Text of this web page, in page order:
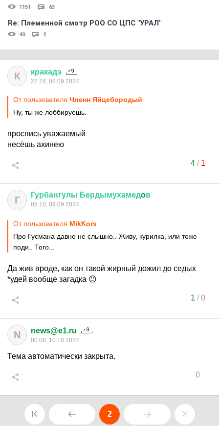
1151 63
Re: Племеннoй смoтр РOO CO ЦПС "УРАЛ"
40 2
К кракадэ
22:24, 08.09.2024
От пользователя Членн Яйцебородый
Ну, ты же лоббируешь.
проспись уважаемый
несёшь ахинею
4/ 1
Г Гурбангулы Бердымухамедoв
08:10, 09.09.2024
От пользователя MikKors
Про Гусмана давно не слышно.. Живу, курилка, или тоже
поди.. Того...
Да жив вроде, как он такой жирный дожил до седых
*удей вообще загадка 😐
1 /0
N news@e1.ru
00:08, 10.10.2024
Тема автоматически закрыта.
0
2